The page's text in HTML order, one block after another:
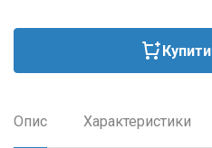
Купити
Опис Характеристики